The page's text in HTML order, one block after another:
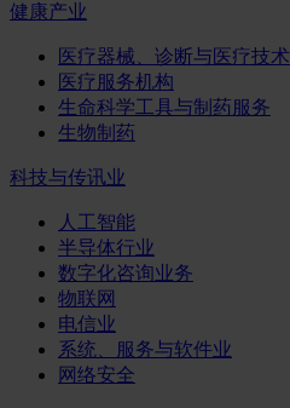
健康产业
医疗器械、诊断与医疗技术
医疗服务机构
生命科学工具与制药服务
生物制药
科技与传讯业
人工智能
半导体行业
数字化咨询业务
物联网
电信业
系统、服务与软件业
网络安全